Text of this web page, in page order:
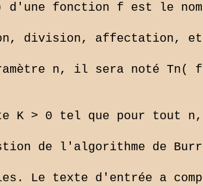
d'une fonction f est le
division, affectation,
n, il sera noté
K > 0 tel que pour tout
de l'algorithme de
Le texte d'entrée a